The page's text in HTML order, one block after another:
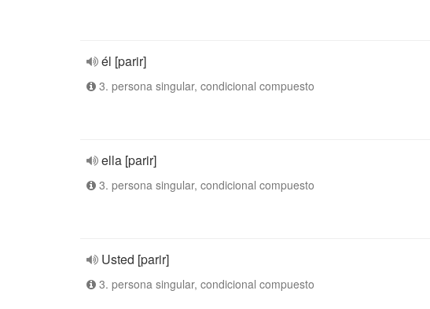
él [parir]
3. persona singular, condicional compuesto
ella [parir]
3. persona singular, condicional compuesto
Usted [parir]
3. persona singular, condicional compuesto